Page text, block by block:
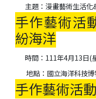
主題：漫畫藝術生活
手作藝術活
紛海洋
時間：111年4月13日(
地點： 國立海洋科技
手作藝術活